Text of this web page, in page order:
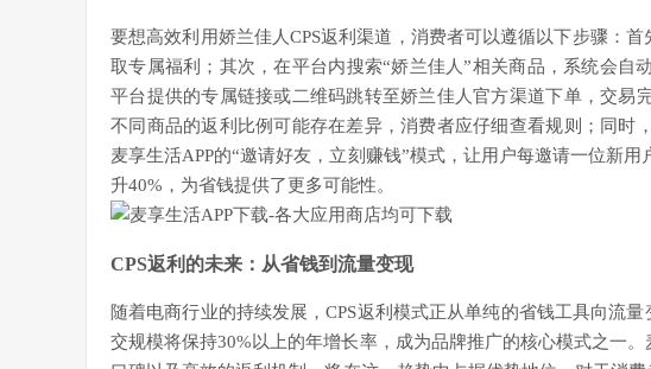
要想高效利用娇兰佳人CPS返利渠道，消费者可以遵循以下步骤：
取专属福利；其次，在平台内搜索“娇兰佳人”相关商品，系统会自
平台提供的专属链接或二维码跳转至娇兰佳人官方渠道下单，交易
不同商品的返利比例可能存在差异，消费者应仔细查看规则；同时
麦享生活APP的“邀请好友，立刻赚钱”模式，让用户每邀请一位新
升40%，为省钱提供了更多可能性。
CPS返利的未来：从省钱到流量变现
随着电商行业的持续发展，CPS返利模式正从单纯的省钱工具向流
交规模将保持30%以上的年增长率，成为品牌推广的核心模式之一